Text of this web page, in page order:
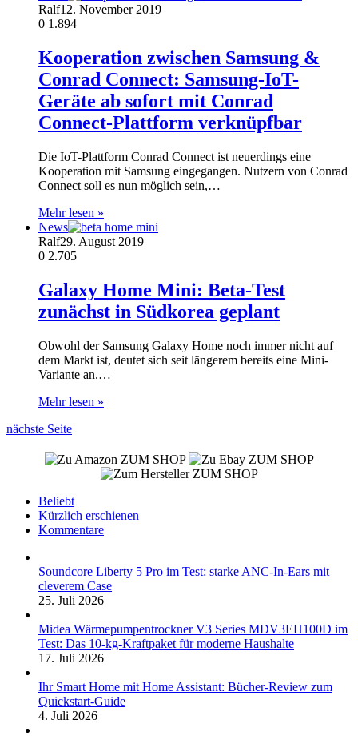
Ralf12. November 2019
0 1.894
Kooperation zwischen Samsung &
Conrad Connect: Samsung-IoT-
Geräte ab sofort mit Conrad
Connect-Plattform verknüpfbar
Die IoT-Plattform Conrad Connect ist neuerdings eine
Kooperation mit Samsung eingegangen. Nutzern von Conrad
Connect soll es nun möglich sein,…
Mehr lesen »
News
Ralf29. August 2019
0 2.705
Galaxy Home Mini: Beta-Test
zunächst in Südkorea geplant
Obwohl der Samsung Galaxy Home noch immer nicht auf
dem Markt ist, deutet sich seit längerem bereits eine Mini-
Variante an.…
Mehr lesen »
nächste Seite
ZUM SHOP
ZUM SHOP
ZUM SHOP
Beliebt
Kürzlich erschienen
Kommentare
Soundcore Liberty 5 Pro im Test: starke ANC-In-Ears mit
cleverem Case
25. Juli 2026
Midea Wärmepumpentrockner V3 Series MDV3EH100D im
Test: Das 10-kg-Kraftpaket für moderne Haushalte
17. Juli 2026
Ihr Smart Home mit Home Assistant: Bücher-Review zum
Quickstart-Guide
4. Juli 2026